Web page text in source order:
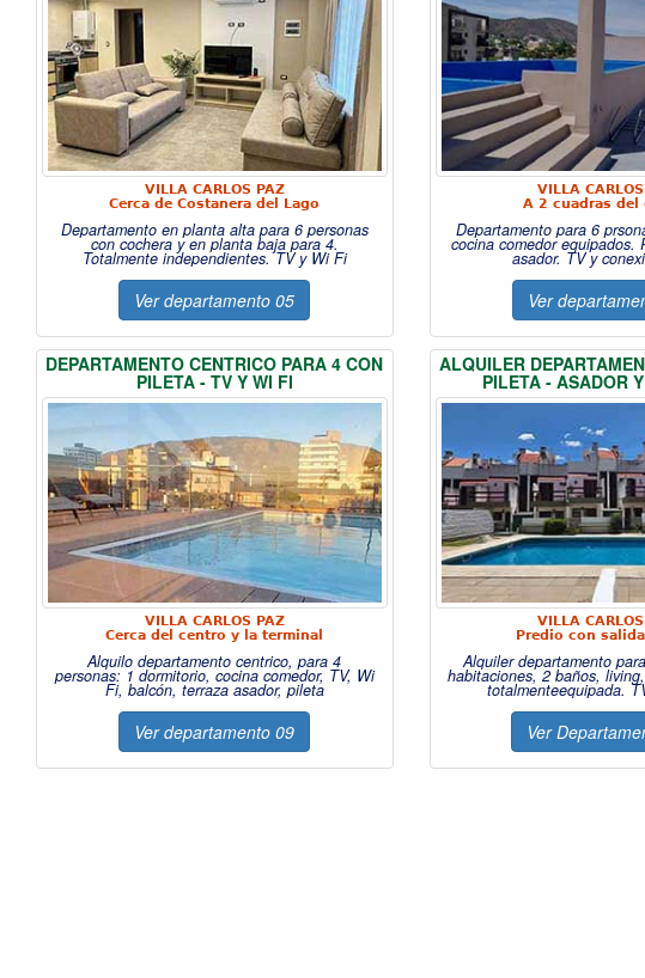
VILLA CARLOS PAZ
Cerca de Costanera del Lago
Departamento en planta alta para 6 personas
con cochera y en planta baja para 4.
Totalmente independientes. TV y Wi Fi
Ver departamento 05
VILLA
A 2 cuadras del
Departamento para 6
cocina comedor equipados.
asador. TV y
Ver
DEPARTAMENTO CENTRICO PARA 4 CON
PILETA - TV Y WI FI
VILLA CARLOS PAZ
Cerca del centro y la terminal
Alquilo departamento centrico, para 4
personas: 1 dormitorio, cocina comedor, TV, Wi
Fi, balcón, terraza asador, pileta
Ver departamento 09
ALQUILER
PILETA - ASADOR
VILLA
Predio con
Alquiler departamento
habitaciones, 2 baños,
totalmenteequipada.
Ver